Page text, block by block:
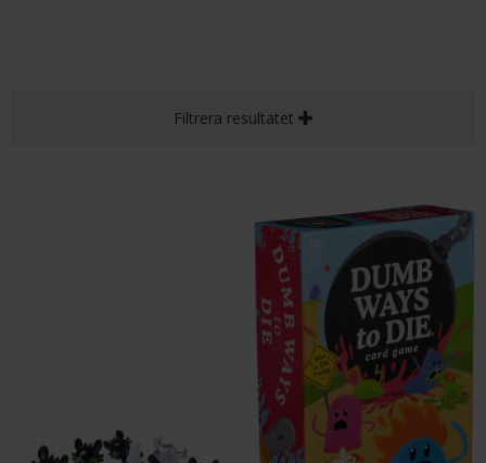
Filtrera resultatet